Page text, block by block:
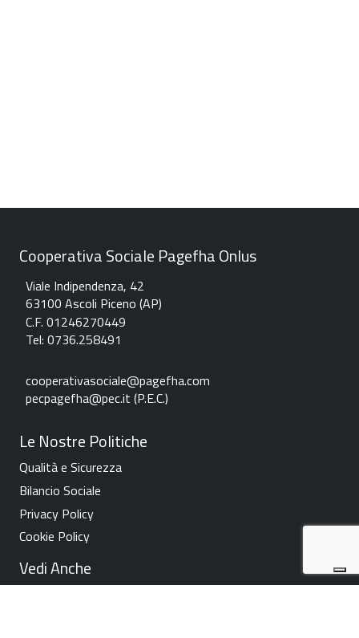
Cooperativa Sociale Pagefha Onlus
Viale Indipendenza, 42
63100 Ascoli Piceno (AP)
C.F. 01246270449
Tel: 0736.258491
cooperativasociale@pagefha.com
pecpagefha@pec.it (P.E.C.)
Le Nostre Politiche
Qualità e Sicurezza
Bilancio Sociale
Privacy Policy
Cookie Policy
Vedi Anche